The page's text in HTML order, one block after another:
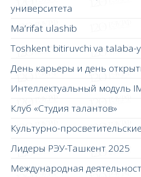
университета
Ma’rifat ulashib
Toshkent bitiruvchi va talaba-
День карьеры и день
Интеллектуальный модуль
Клуб «Студия талантов»
Культурно-
Лидеры РЭУ-Ташкент 2025
Международная